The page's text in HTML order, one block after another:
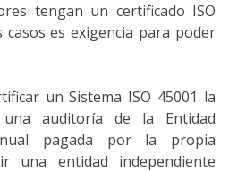
tengan un certificado ISO
casos es exigencia para poder
un Sistema ISO 45001 la
auditoría de la Entidad
pagada por la propia
una entidad independiente